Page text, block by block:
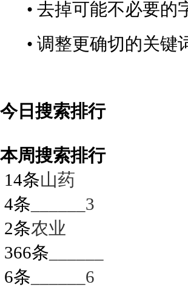
• 去掉可能不必要的
• 调整更确切的关键
今日搜索排行
本周搜索排行
14条山药
4条 ______3
2条农业
366条
6条 ______6